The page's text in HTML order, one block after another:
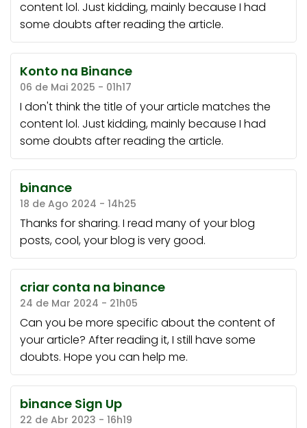
content lol. Just kidding, mainly because I had
some doubts after reading the article.
Konto na Binance
06 de Mai 2025 - 01h17
I don't think the title of your article matches the
content lol. Just kidding, mainly because I had
some doubts after reading the article.
binance
18 de Ago 2024 - 14h25
Thanks for sharing. I read many of your blog
posts, cool, your blog is very good.
criar conta na binance
24 de Mar 2024 - 21h05
Can you be more specific about the content of
your article? After reading it, I still have some
doubts. Hope you can help me.
binance Sign Up
22 de Abr 2023 - 16h19